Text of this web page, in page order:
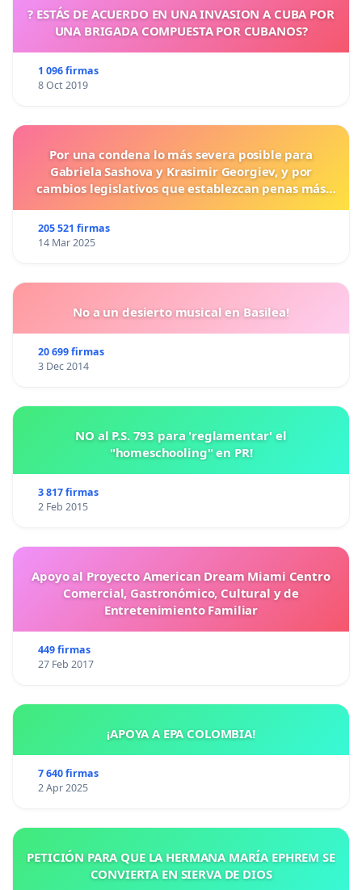
? ESTÁS DE ACUERDO EN UNA INVASION A CUBA POR
UNA BRIGADA COMPUESTA POR CUBANOS?
1 096 firmas
8 Oct 2019
Por una condena lo más severa posible para
Gabriela Sashova y Krasimir Georgiev, y por
cambios legislativos que establezcan penas más
205 521 firmas
14 Mar 2025
No a un desierto musical en Basilea!
20 699 firmas
3 Dec 2014
NO al P.S. 793 para 'reglamentar' el
"homeschooling" en PR!
3 817 firmas
2 Feb 2015
Apoyo al Proyecto American Dream Miami Centro
Comercial, Gastronómico, Cultural y de
Entretenimiento Familiar
449 firmas
27 Feb 2017
¡APOYA A EPA COLOMBIA!
7 640 firmas
2 Apr 2025
PETICIÓN PARA QUE LA HERMANA MARÍA EPHREM SE
CONVIERTA EN SIERVA DE DIOS